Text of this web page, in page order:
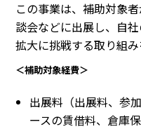
この事業は、補助対象
談会などに出展し、自
拡大に挑戦する取り組み
＜補助対象経費＞
出展料（出展料、参
ースの賃借料、倉庫保